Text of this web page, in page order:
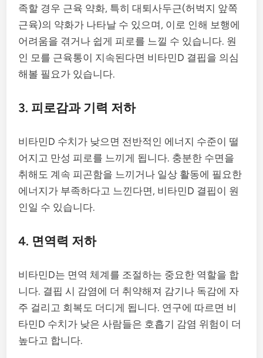
족할 경우 근육 약화, 특히 대퇴사두근(허벅지 앞쪽
근육)의 약화가 나타날 수 있으며, 이로 인해 보행에
어려움을 겪거나 쉽게 피로를 느낄 수 있습니다. 원
인 모를 근육통이 지속된다면 비타민D 결핍을 의심
해볼 필요가 있습니다.
3. 피로감과 기력 저하
비타민D 수치가 낮으면 전반적인 에너지 수준이 떨
어지고 만성 피로를 느끼게 됩니다. 충분한 수면을
취해도 계속 피곤함을 느끼거나 일상 활동에 필요한
에너지가 부족하다고 느낀다면, 비타민D 결핍이 원
인일 수 있습니다.
4. 면역력 저하
비타민D는 면역 체계를 조절하는 중요한 역할을 합
니다. 결핍 시 감염에 더 취약해져 감기나 독감에 자
주 걸리고 회복도 더디게 됩니다. 연구에 따르면 비
타민D 수치가 낮은 사람들은 호흡기 감염 위험이 더
높다고 합니다.